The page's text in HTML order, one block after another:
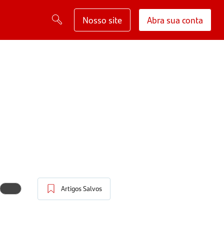
Nosso site Abra sua conta
Artigos Salvos